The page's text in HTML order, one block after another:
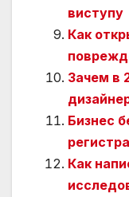
виступу
Как
Зачем в
Бизнес
Как